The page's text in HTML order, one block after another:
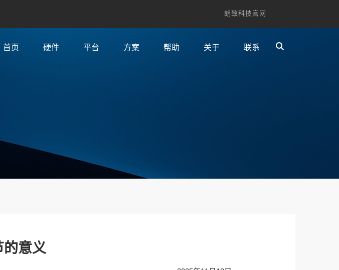
朗致科技官网
首页 硬件 平台 方案 帮助 关于 联系
的意义